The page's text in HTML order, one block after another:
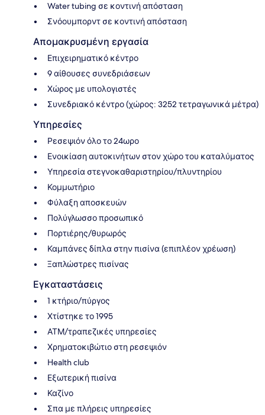
Water tubing σε κοντινή απόσταση
Σνόουμπορντ σε κοντινή απόσταση
Απομακρυσμένη εργασία
Επιχειρηματικό κέντρο
9 αίθουσες συνεδριάσεων
Χώρος με υπολογιστές
Συνεδριακό κέντρο (χώρος: 3252 τετραγωνικά μέτρα)
Υπηρεσίες
Ρεσεψιόν όλο το 24ωρο
Ενοικίαση αυτοκινήτων στον χώρο του καταλύματος
Υπηρεσία στεγνοκαθαριστηρίου/πλυντηρίου
Κομμωτήριο
Φύλαξη αποσκευών
Πολύγλωσσο προσωπικό
Πορτιέρης/θυρωρός
Καμπάνες δίπλα στην πισίνα (επιπλέον χρέωση)
Ξαπλώστρες πισίνας
Εγκαταστάσεις
1 κτήριο/πύργος
Χτίστηκε το 1995
ΑΤΜ/τραπεζικές υπηρεσίες
Χρηματοκιβώτιο στη ρεσεψιόν
Health club
Εξωτερική πισίνα
Καζίνο
Σπα με πλήρεις υπηρεσίες